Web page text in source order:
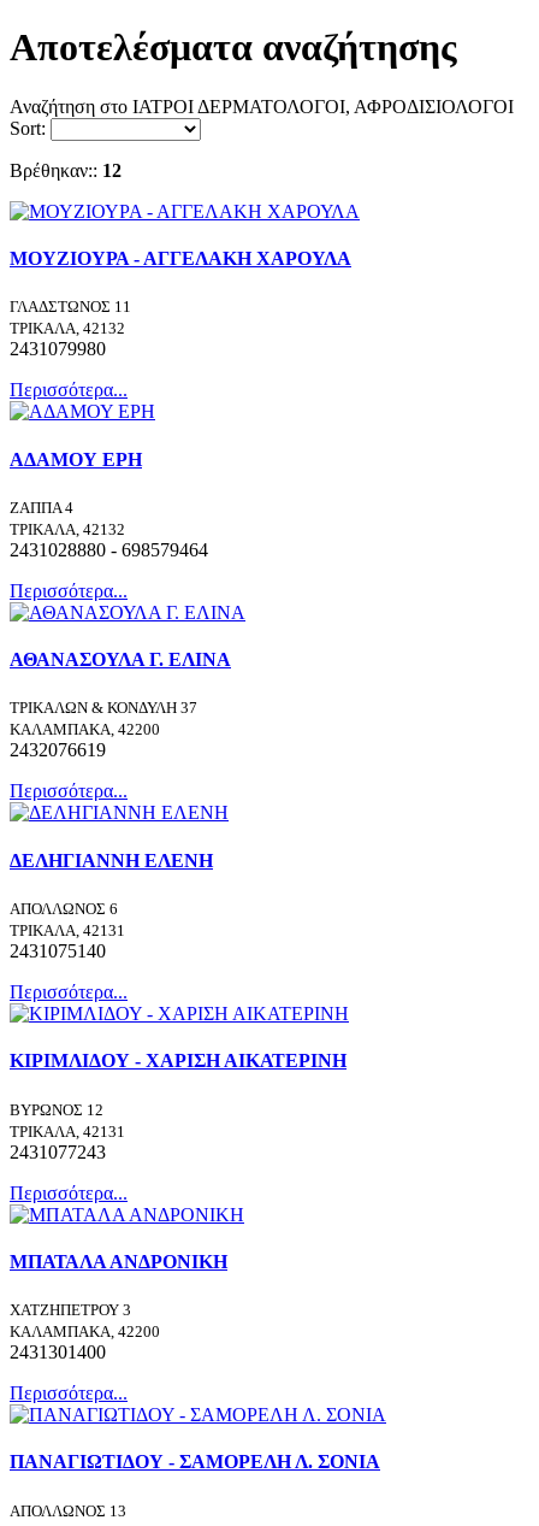
Αποτελέσματα αναζήτησης
Αναζήτηση στο ΙΑΤΡΟΙ ΔΕΡΜΑΤΟΛΟΓΟΙ, ΑΦΡΟΔΙΣΙΟΛΟΓΟΙ
Sort:
Βρέθηκαν:: 12
ΜΟΥΖΙΟΥΡΑ - ΑΓΓΕΛΑΚΗ ΧΑΡΟΥΛΑ
ΓΛΑΔΣΤΩΝΟΣ 11
ΤΡΙΚΑΛΑ, 42132
2431079980
Περισσότερα...
ΑΔΑΜΟΥ ΕΡΗ
ΖΑΠΠΑ 4
ΤΡΙΚΑΛΑ, 42132
2431028880 - 698579464
Περισσότερα...
ΑΘΑΝΑΣΟΥΛΑ Γ. ΕΛΙΝΑ
ΤΡΙΚΑΛΩΝ & ΚΟΝΔΥΛΗ 37
ΚΑΛΑΜΠΑΚΑ, 42200
2432076619
Περισσότερα...
ΔΕΛΗΓΙΑΝΝΗ ΕΛΕΝΗ
ΑΠΟΛΛΩΝΟΣ 6
ΤΡΙΚΑΛΑ, 42131
2431075140
Περισσότερα...
ΚΙΡΙΜΛΙΔΟΥ - ΧΑΡΙΣΗ ΑΙΚΑΤΕΡΙΝΗ
ΒΥΡΩΝΟΣ 12
ΤΡΙΚΑΛΑ, 42131
2431077243
Περισσότερα...
ΜΠΑΤΑΛΑ ΑΝΔΡΟΝΙΚΗ
ΧΑΤΖΗΠΕΤΡΟΥ 3
ΚΑΛΑΜΠΑΚΑ, 42200
2431301400
Περισσότερα...
ΠΑΝΑΓΙΩΤΙΔΟΥ - ΣΑΜΟΡΕΛΗ Λ. ΣΟΝΙΑ
ΑΠΟΛΛΩΝΟΣ 13